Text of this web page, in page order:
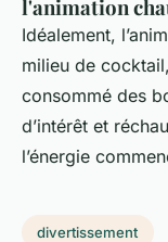
l'animation
Idéalement,
milieu de
consommé des
d’intérêt et
l’énergie
divertissement